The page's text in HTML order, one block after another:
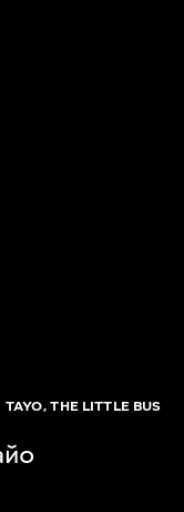
TAYO, THE LITTLE BUS